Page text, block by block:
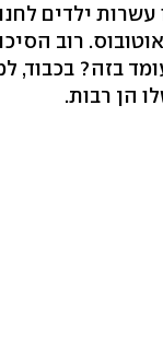
עשרות ילדים
לאוטובוס. רוב
בזה? בכבוד,
הן רבות.